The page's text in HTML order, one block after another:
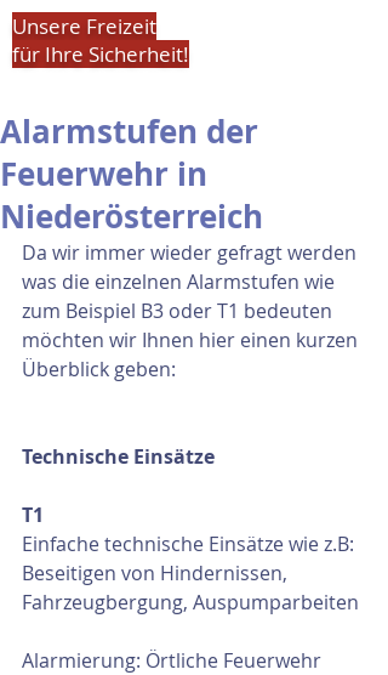
Unsere Freizeit
für Ihre Sicherheit!
Alarmstufen der
Feuerwehr in
Niederösterreich
Da wir immer wieder gefragt werden
was die einzelnen Alarmstufen wie
zum Beispiel B3 oder T1 bedeuten
möchten wir Ihnen hier einen kurzen
Überblick geben:
Technische Einsätze
T1
Einfache technische Einsätze wie z.B:
Beseitigen von Hindernissen,
Fahrzeugbergung, Auspumparbeiten
Alarmierung: Örtliche Feuerwehr